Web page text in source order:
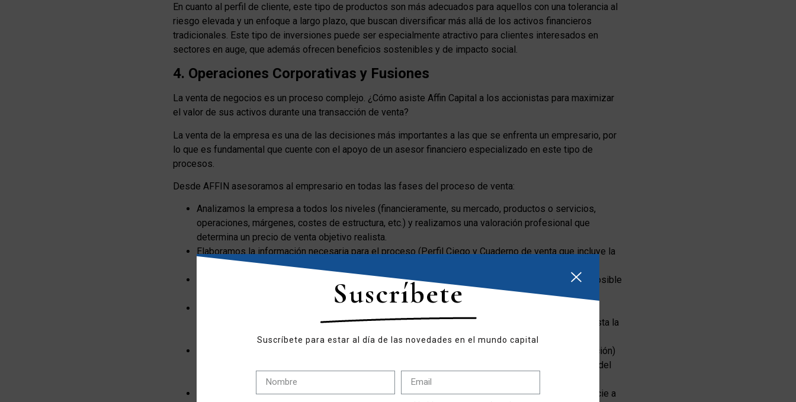
En cuanto al perfil de cliente, este tipo de productos son más adecuados para aquellos con una tolerancia al
riesgo elevada y un enfoque a largo plazo, que buscan diversificar más allá de los activos financieros
tradicionales. Este tipo de inversiones puede ser especialmente atractivo para clientes interesados en
sectores en auge, que además ofrecen beneficios sostenibles y de impacto social.
4. Operaciones Corporativas y Fusiones
La venta de negocios es un proceso complejo. ¿Cómo asiste Affin Capital a los accionistas para maximizar
el valor de sus activos durante una transacción de venta?
La venta de la empresa es una de las decisiones más importantes a las que se enfrenta un empresario, por
lo que es fundamental que cuente con el apoyo de un asesor financiero especializado en este tipo de
procesos.
Desde AFFIN asesoramos al empresario en todas las fases del proceso de venta:
Analizamos la empresa a todos los niveles (financieramente, su mercado, productos o servicios,
operaciones, márgenes, costes de estructura, etc.) y realizamos una valoración profesional que
determina un precio de venta objetivo realista.
Elaboramos la información necesaria para el proceso (Perfil Ciego y Cuaderno de venta que incluye la
información financiera).
Definición de los objetivos estratégicos de la transacción (porcentaje a vender, precio objetivo, posible
precio variable, garantías a solicitar, posibilidad de precios aplazados, etc.)
contactamos con ellos, firmamos documento de confidencialidad e iniciamos conversaciones, hasta la
firma de una Carta de intenciones con el candidato más adecuado.
Finalmente, colaboramos con el empresario en el proceso de Due Diligence (revisión de información)
que realiza el comprador, negociamos las condiciones finales y colaboramos con el asesor legal del
empresario en la redacción de los contratos definitivos.
En operaciones de fusión de compañías, ¿cómo aseguran que la integración sea exitosa y beneficie a
Suscríbete
Suscríbete para estar al día de las novedades en el mundo capital